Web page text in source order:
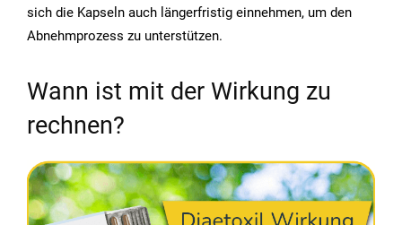
sich die Kapseln auch längerfristig einnehmen, um den
Abnehmprozess zu unterstützen.
Wann ist mit der Wirkung zu
rechnen?